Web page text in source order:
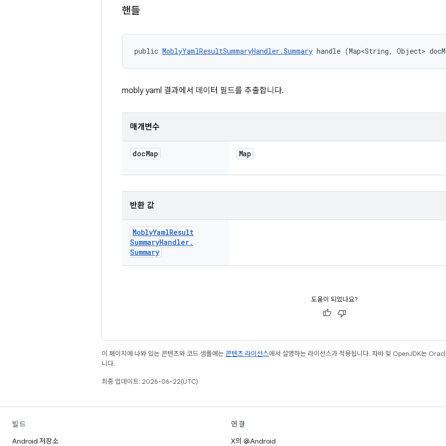
핸들
public MoblyYamlResultSummaryHandler.Summary handle (Map<String, Object>
mobly yaml 결과에서 데이터 필드를 추출합니다.
매개변수
docMap Map
반환 값
MoblyYamlResult
SummaryHandler.
Summary
도움이 되었나요?
이 페이지에 나와 있는 콘텐츠와 코드 샘플에는 콘텐츠 라이선스에서 설명하는 라이선스가 적용됩니다. 자바 및 OpenJDK는
니다.
최종 업데이트: 2026-06-22(UTC)
빌드
Android 저장소
연결
X의 @Android